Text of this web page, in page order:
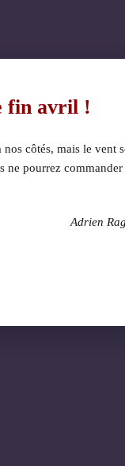
!
–
fin avril !
côtés, mais le vent
ne pourrez
Adrien